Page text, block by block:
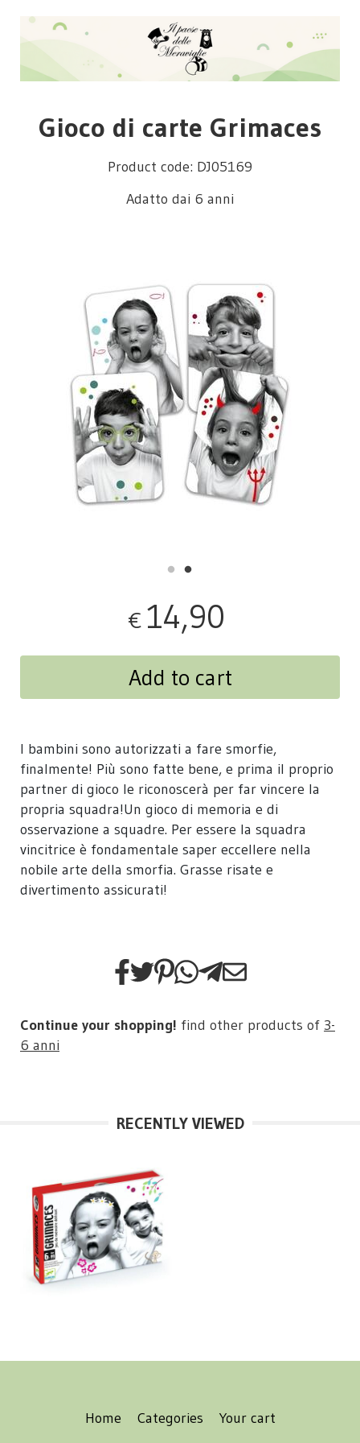
Gioco di carte Grimaces
Product code: DJ05169
Adatto dai 6 anni
€ 14,90
Add to cart
I bambini sono autorizzati a fare smorfie,
finalmente! Più sono fatte bene, e prima il proprio
partner di gioco le riconoscerà per far vincere la
propria squadra!Un gioco di memoria e di
osservazione a squadre. Per essere la squadra
vincitrice è fondamentale saper eccellere nella
nobile arte della smorfia. Grasse risate e
divertimento assicurati!
Continue your shopping! find other products of 3-
6 anni
RECENTLY VIEWED
Home Categories Your cart